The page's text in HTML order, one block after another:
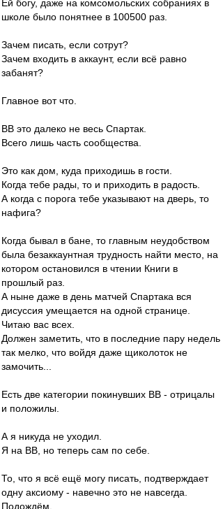
Ей богу, даже на комсомольских собраниях в
школе было понятнее в 100500 раз.
Зачем писать, если сотрут?
Зачем входить в аккаунт, если всё равно
забанят?
Главное вот что.
ВВ это далеко не весь Спартак.
Всего лишь часть сообщества.
Это как дом, куда приходишь в гости.
Когда тебе рады, то и приходить в радость.
А когда с порога тебе указывают на дверь, то
нафига?
Когда бывал в бане, то главным неудобством
была безаккаунтная трудность найти место, на
котором остановился в чтении Книги в
прошлый раз.
А ныне даже в день матчей Спартака вся
дисуссия умещается на одной странице.
Читаю вас всех.
Должен заметить, что в последние пару недель
так мелко, что войдя даже щиколоток не
замочить...
Есть две категории покинувших ВВ - отрицалы
и положилы.
А я никуда не уходил.
Я на ВВ, но теперь сам по себе.
То, что я всё ещё могу писать, подтверждает
одну аксиому - навечно это не навсегда.
Подождём.